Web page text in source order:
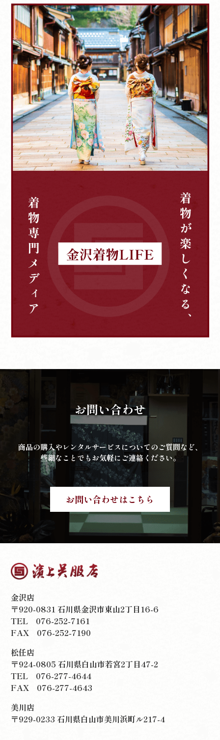
お問い合わせ
商品の購入やレンタルサービスについてのご質問など、
些細なことでもお気軽にご連絡ください。
お問い合わせはこちら
金沢店
〒920-0831 石川県金沢市東山2丁目16-6
TEL 076-252-7161
FAX 076-252-7190
松任店
〒924-0805 石川県白山市若宮2丁目47-2
TEL 076-277-4644
FAX 076-277-4643
美川店
〒929-0233 石川県白山市美川浜町ル217-4